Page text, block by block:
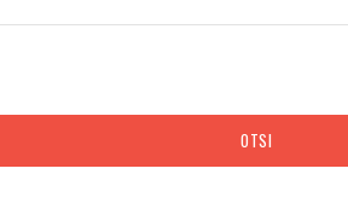
OTSI